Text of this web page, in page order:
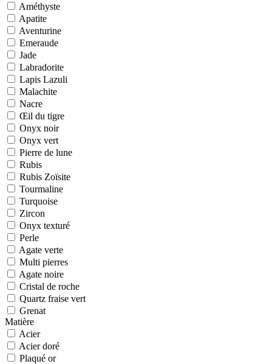
Améthyste
Apatite
Aventurine
Emeraude
Jade
Labradorite
Lapis Lazuli
Malachite
Nacre
Œil du tigre
Onyx noir
Onyx vert
Pierre de lune
Rubis
Rubis Zoïsite
Tourmaline
Turquoise
Zircon
Onyx texturé
Perle
Agate verte
Multi pierres
Agate noire
Cristal de roche
Quartz fraise vert
Grenat
Matière
Acier
Acier doré
Plaqué or